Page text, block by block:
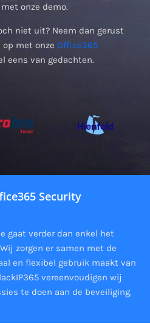
onze demo.
niet uit? Neem dan gerust
op met onze Office365
eens van gedachten.
Security
gaat verder dan enkel het
zorgen er samen met de
en flexibel gebruik maakt van
vereenvoudigen wij
te doen aan de beveiliging.